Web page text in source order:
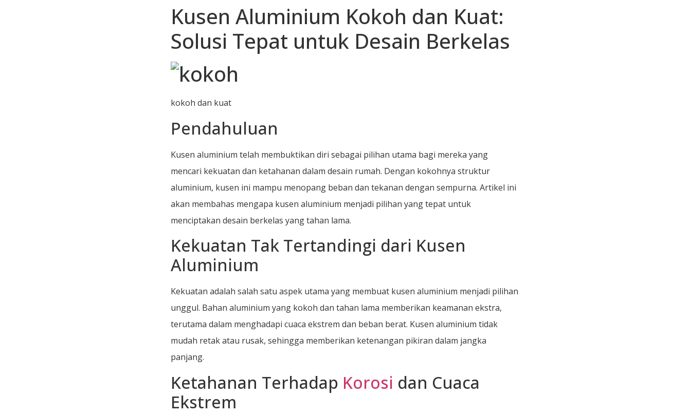
Kusen Aluminium Kokoh dan Kuat:
Solusi Tepat untuk Desain Berkelas
kokoh dan kuat
Pendahuluan
Kusen aluminium telah membuktikan diri sebagai pilihan utama bagi mereka yang
mencari kekuatan dan ketahanan dalam desain rumah. Dengan kokohnya struktur
aluminium, kusen ini mampu menopang beban dan tekanan dengan sempurna. Artikel ini
akan membahas mengapa kusen aluminium menjadi pilihan yang tepat untuk
menciptakan desain berkelas yang tahan lama.
Kekuatan Tak Tertandingi dari Kusen
Aluminium
Kekuatan adalah salah satu aspek utama yang membuat kusen aluminium menjadi pilihan
unggul. Bahan aluminium yang kokoh dan tahan lama memberikan keamanan ekstra,
terutama dalam menghadapi cuaca ekstrem dan beban berat. Kusen aluminium tidak
mudah retak atau rusak, sehingga memberikan ketenangan pikiran dalam jangka
panjang.
Ketahanan Terhadap Korosi dan Cuaca
Ekstrem